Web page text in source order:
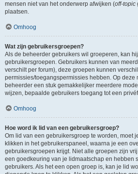
mensen niet van het onderwerp afwijken (off-topic
plaatsen.
Omhoog
Wat zijn gebruikersgroepen?
Als de beheerder gebruikers wil groeperen, kan
gebruikersgroepen. Gebruikers kunnen van
verschilt per forum), deze groepen kunnen
permissies/toegangspermissies hebben. Op deze
beheerder een stuk gemakkelijker meerdere
wijzen, bepaalde gebruikers toegang tot een
Omhoog
Hoe word ik lid van een gebruikersgroep?
Om lid van een gebruikersgroep te worden, moet
klikken in het gebruikerspaneel, waarna je een
gebruikersgroepen krijgt. Niet alle groepen zijn
een goedkeuring van je lidmaatschap en hebben
gebruikers. Als het een open groep is, kan je lid